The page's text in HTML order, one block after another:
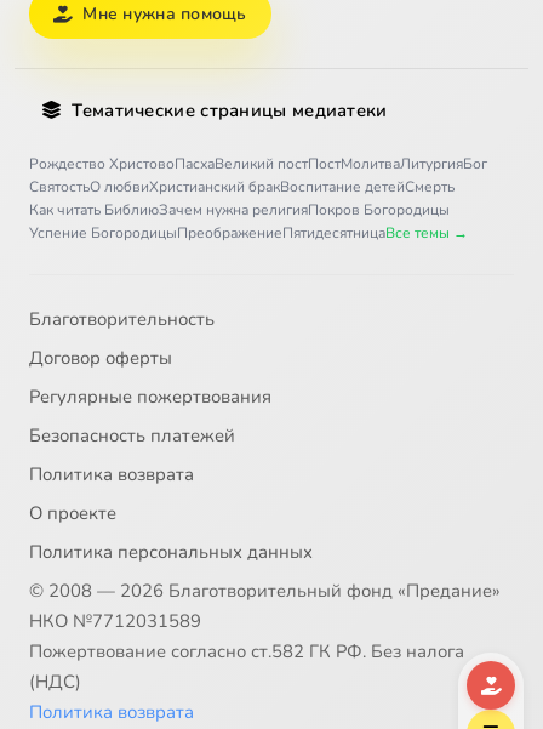
Мне нужна помощь
Тематические страницы медиатеки
Рождество ХристовоПасхаВеликий постПостМолитваЛитургияБог
СвятостьО любвиХристианский бракВоспитание детейСмерть
Как читать БиблиюЗачем нужна религияПокров Богородицы
Успение БогородицыПреображениеПятидесятницаВсе темы →
Благотворительность
Договор оферты
Регулярные пожертвования
Безопасность платежей
Политика возврата
О проекте
Политика персональных данных
© 2008 — 2026 Благотворительный фонд «Предание»
НКО №7712031589
Пожертвование согласно ст.582 ГК РФ. Без налога
(НДС)
Политика возврата